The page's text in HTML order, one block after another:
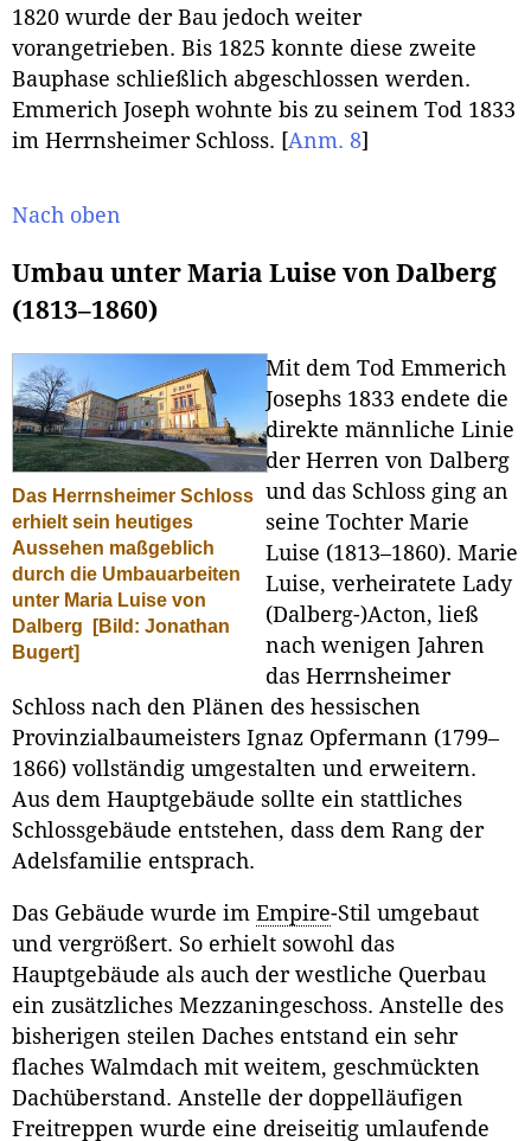
1820 wurde der Bau jedoch weiter
vorangetrieben. Bis 1825 konnte diese zweite
Bauphase schließlich abgeschlossen werden.
Emmerich Joseph wohnte bis zu seinem Tod 1833
im Herrnsheimer Schloss. [Anm. 8]
Nach oben
Umbau unter Maria Luise von Dalberg
(1813–1860)
Das Herrnsheimer Schloss
erhielt sein heutiges
Aussehen maßgeblich
durch die Umbauarbeiten
unter Maria Luise von
Dalberg
[Bild: Jonathan
Bugert]
Mit dem Tod Emmerich
Josephs 1833 endete die
direkte männliche Linie
der Herren von Dalberg
und das Schloss ging an
seine Tochter Marie
Luise (1813–1860). Marie
Luise, verheiratete Lady
(Dalberg-)Acton, ließ
nach wenigen Jahren
das Herrnsheimer
Schloss nach den Plänen des hessischen
Provinzialbaumeisters Ignaz Opfermann (1799–
1866) vollständig umgestalten und erweitern.
Aus dem Hauptgebäude sollte ein stattliches
Schlossgebäude entstehen, dass dem Rang der
Adelsfamilie entsprach.
Das Gebäude wurde im Empire-Stil umgebaut
und vergrößert. So erhielt sowohl das
Hauptgebäude als auch der westliche Querbau
ein zusätzliches Mezzaningeschoss. Anstelle des
bisherigen steilen Daches entstand ein sehr
flaches Walmdach mit weitem, geschmückten
Dachüberstand. Anstelle der doppelläufigen
Freitreppen wurde eine dreiseitig umlaufende